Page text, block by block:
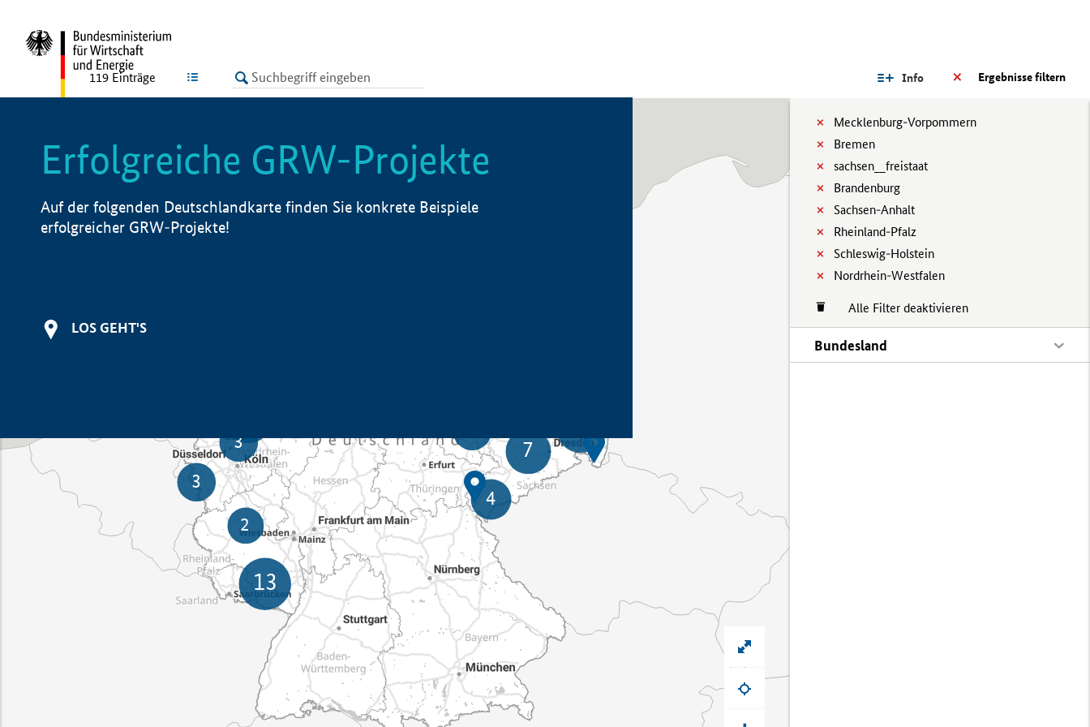
LISTE Ergebnisse filtern
Info
Mecklenburg-Vorpommern
Bremen
sachsen__freistaat
Brandenburg
Sachsen-Anhalt
Rheinland-Pfalz
Schleswig-Holstein
Nordrhein-Westfalen
Alle Filter deaktivieren
Bundesland
119 Einträge
Erfolgreiche GRW-Projekte
Auf der folgenden Deutschlandkarte finden Sie konkrete Beispiele
erfolgreicher GRW-Projekte!
LOS GEHT'S